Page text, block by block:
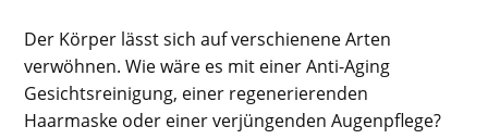
Der Körper lässt sich auf verschienene Arten
verwöhnen. Wie wäre es mit einer Anti-Aging
Gesichtsreinigung, einer regenerierenden
Haarmaske oder einer verjüngenden Augenpﬂege?